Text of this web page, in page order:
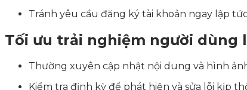
Tránh yêu cầu đăng ký tài khoản ngay lập
Tối ưu trải nghiệm người dùng
Thường xuyên cập nhật nội dung và hình
Kiểm tra định kỳ để phát hiện và sửa lỗi kịp